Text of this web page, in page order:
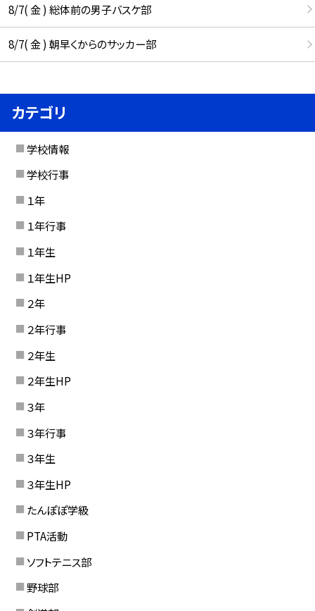
8/7( 金 ) 総体前の男子バスケ部
8/7( 金 ) 朝早くからのサッカー部
カテゴリ
学校情報
学校行事
１年
１年行事
１年生
１年生HP
２年
２年行事
２年生
２年生HP
３年
３年行事
３年生
３年生HP
たんぽぽ学級
PTA活動
ソフトテニス部
野球部